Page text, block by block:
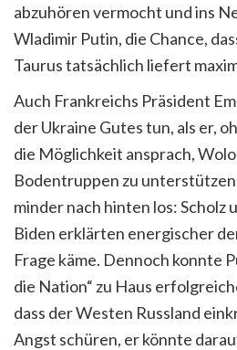
abzuhören vermocht und ins
Wladimir Putin, die Chance,
Taurus tatsächlich liefert
Auch Frankreichs Präsident
der Ukraine Gutes tun, als er,
die Möglichkeit ansprach,
Bodentruppen zu unterstützen
minder nach hinten los: Scholz
Biden erklärten energischer
Frage käme. Dennoch konnte
die Nation“ zu Haus
dass der Westen Russland
Angst schüren, er könnte